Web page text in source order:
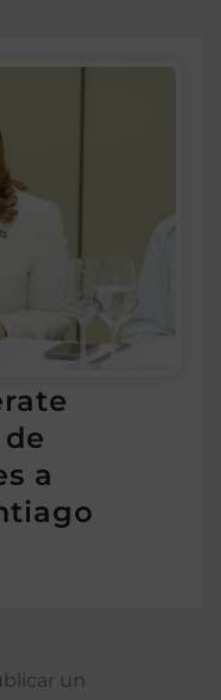
a
un